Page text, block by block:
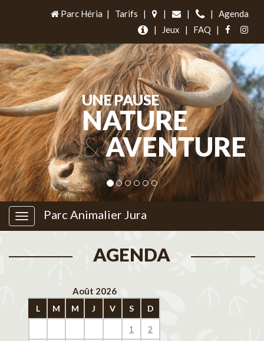
Parc Héria | Tarifs | | | |
Agenda
|
Jeux | FAQ |
UNE PAUSE
NATURE
&AVENTURE
Parc Animalier Jura
AGENDA
Août 2026
L M M J V S D
1 2